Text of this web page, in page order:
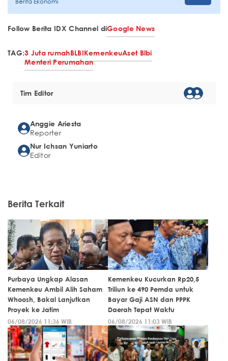
Follow Berita IDX Channel diGoogle News
TAG:3 Juta rumahBLBIKemenkeuAset Blbi
Menteri Perumahan
Tim Editor
Anggie Ariesta
Reporter
Nur Ichsan Yuniarto
Editor
Berita Terkait
Purbaya Ungkap Alasan
Kemenkeu Ambil Alih Saham
Whoosh, Bakal Lanjutkan
Proyek ke Jatim
06/08/2026 11:36 WIB
Kemenkeu Kucurkan Rp20,5
Triliun ke 490 Pemda untuk
Bayar Gaji ASN dan PPPK
Daerah Tepat Waktu
06/08/2026 11:03 WIB